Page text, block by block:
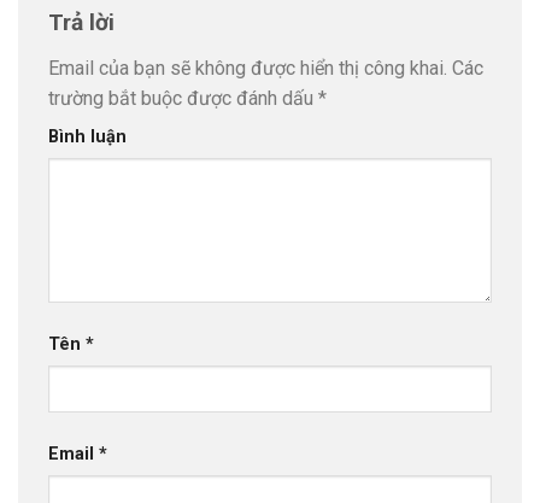
Trả lời
Email của bạn sẽ không được hiển thị công khai. Các
trường bắt buộc được đánh dấu *
Bình luận
Tên *
Email *